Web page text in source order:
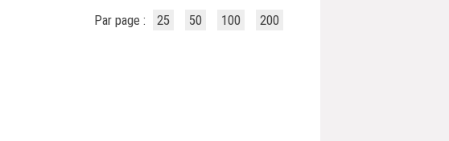
Par page : 25 50 100 200